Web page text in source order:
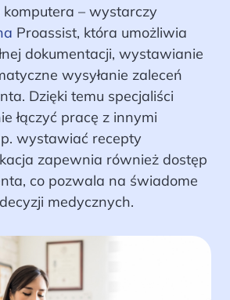
komputera – wystarczy
Proassist, która umożliwia
dokumentacji, wystawianie
wysyłanie zaleceń
Dzięki temu specjaliści
łączyć pracę z innymi
wystawiać recepty
zapewnia również dostęp
co pozwala na świadome
medycznych.